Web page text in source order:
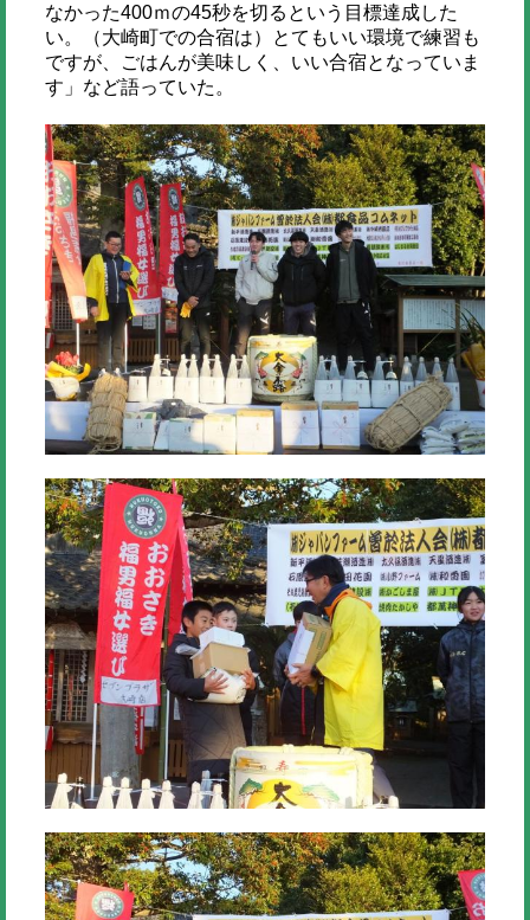
なかった400ｍの45秒を切るという目標達成した
い。（大崎町での合宿は）とてもいい環境で練習も
ですが、ごはんが美味しく、いい合宿となっていま
す」など語っていた。